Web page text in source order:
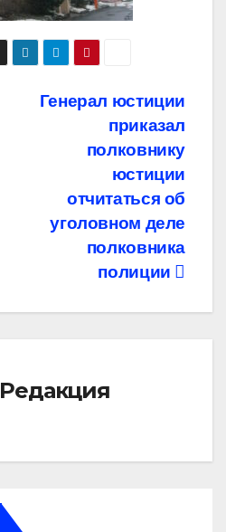
Генерал юстиции
приказал
полковнику
юстиции
отчитаться об
уголовном деле
полковника
полиции
Редакция